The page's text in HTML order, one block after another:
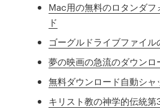
Mac用の無料のロタンダフ
ド
ゴーグルドライブファイル
夢の映画の急流のダウンロ
無料ダウンロード自動シャ
キリスト教の神学的伝統